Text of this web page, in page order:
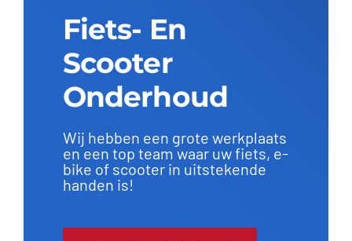
Fiets- En
Scooter
Onderhoud
Wij hebben een grote werkplaats
en een top team waar uw fiets, e-
bike of scooter in uitstekende
handen is!